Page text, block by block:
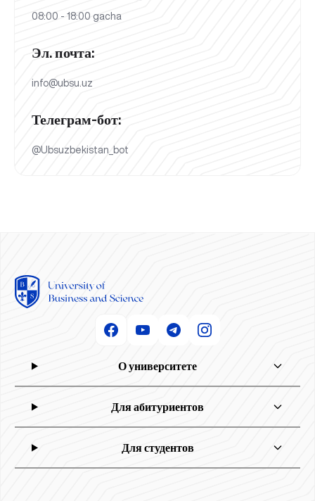
08:00 - 18:00 gacha
Эл. почта:
info@ubsu.uz
Телеграм-бот:
@Ubsuzbekistan_bot
О университете
Для абитуриентов
Для студентов